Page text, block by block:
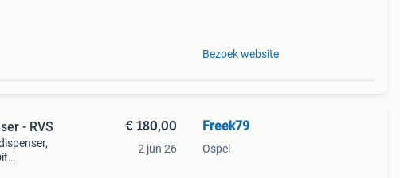
Bezoek website
- RVS € 180,00
2 jun 26
Freek79
Ospel